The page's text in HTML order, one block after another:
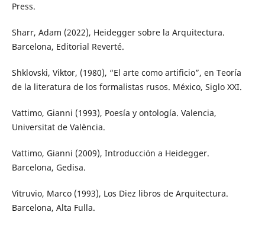
Press.
Sharr, Adam (2022), Heidegger sobre la Arquitectura.
Barcelona, Editorial Reverté.
Shklovski, Viktor, (1980), “El arte como artificio”, en Teoría
de la literatura de los formalistas rusos. México, Siglo XXI.
Vattimo, Gianni (1993), Poesía y ontología. Valencia,
Universitat de València.
Vattimo, Gianni (2009), Introducción a Heidegger.
Barcelona, Gedisa.
Vitruvio, Marco (1993), Los Diez libros de Arquitectura.
Barcelona, Alta Fulla.